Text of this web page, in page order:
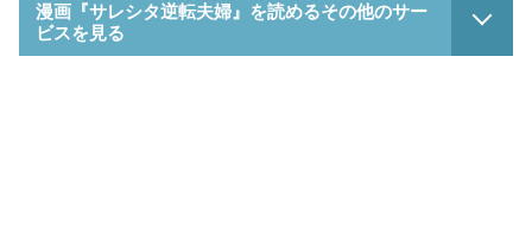
漫画『サレシタ逆転夫婦』を読めるその他のサー
ビスを見る